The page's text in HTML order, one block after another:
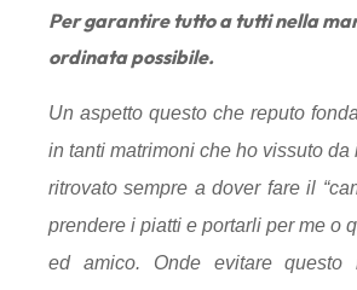
Per garantire tutto a tutti nella
ordinata possibile.
Un aspetto questo che reputo
in tanti matrimoni che ho vissuto da
ritrovato sempre a dover fare il
prendere i piatti e portarli per me o
ed amico. Onde evitare questo